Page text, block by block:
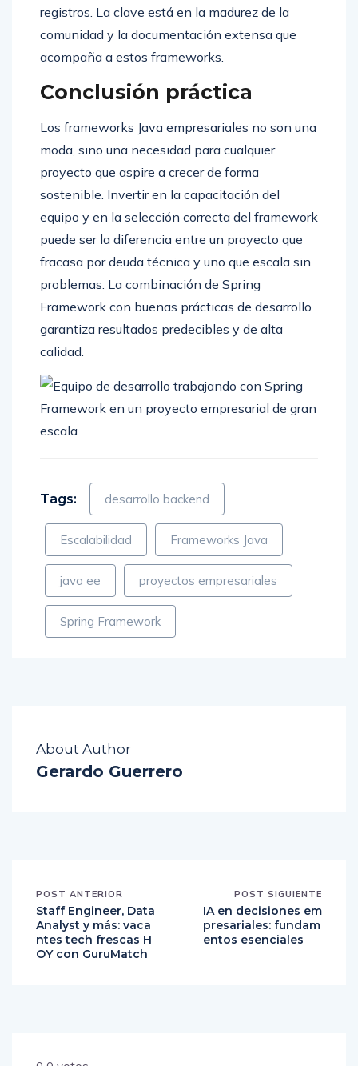
registros. La clave está en la madurez de la
comunidad y la documentación extensa que
acompaña a estos frameworks.
Conclusión práctica
Los frameworks Java empresariales no son una
moda, sino una necesidad para cualquier
proyecto que aspire a crecer de forma
sostenible. Invertir en la capacitación del
equipo y en la selección correcta del framework
puede ser la diferencia entre un proyecto que
fracasa por deuda técnica y uno que escala sin
problemas. La combinación de Spring
Framework con buenas prácticas de desarrollo
garantiza resultados predecibles y de alta
calidad.
Tags: desarrollo backend
Escalabilidad Frameworks Java
java ee proyectos empresariales
Spring Framework
About Author
Gerardo Guerrero
POST ANTERIOR
Staff Engineer, Data
Analyst y más: vaca
ntes tech frescas H
OY con GuruMatch
POST SIGUIENTE
IA en decisiones em
presariales: fundam
entos esenciales